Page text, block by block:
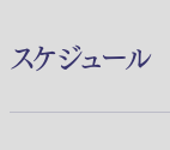
スケジュール